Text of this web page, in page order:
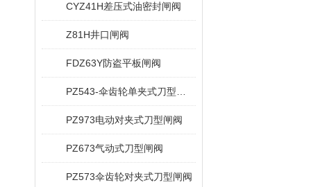
CYZ41H差压式油密封闸阀
Z81H井口闸阀
FDZ63Y防盗平板闸阀
PZ973电动对夹式刀型闸阀
PZ673气动式刀型闸阀
PZ573伞齿轮对夹式刀型闸阀